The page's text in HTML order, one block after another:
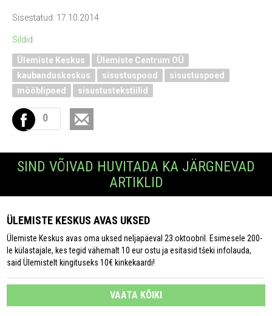
Sisestatud: 17.10.2014
Sildid:
Ülemiste Keskus
Ülemiste Centrum OÜ
kaubanduskeskus
sisustuspood
sisustuspoed
mööblipoed
sisustustekstiilid
0
SIND VÕIVAD HUVITADA KA JÄRGNEVAD
ARTIKLID
ÜLEMISTE KESKUS AVAS UKSED
Ülemiste Keskus avas oma uksed neljapäeval 23.oktoobril. Esimesele 200-
le külastajale, kes tegid vähemalt 10 eur ostu ja esitasid tšeki infolauda,
said Ülemistelt kingituseks 10€ kinkekaardi!
VAATA KÕIKI